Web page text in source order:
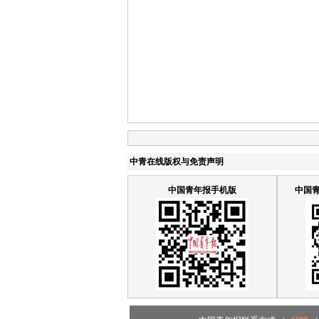
中青在线版权与免责声明
中国青年报手机版 中国